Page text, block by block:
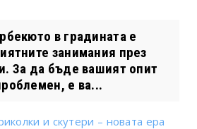
в градината е
занимания през
За да бъде вашият опит
е ва...
и скутери – новата ера